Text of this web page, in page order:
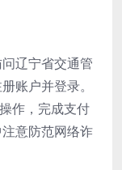
辽宁省交通管
账户并登录。
作，完成支付
意防范网络诈